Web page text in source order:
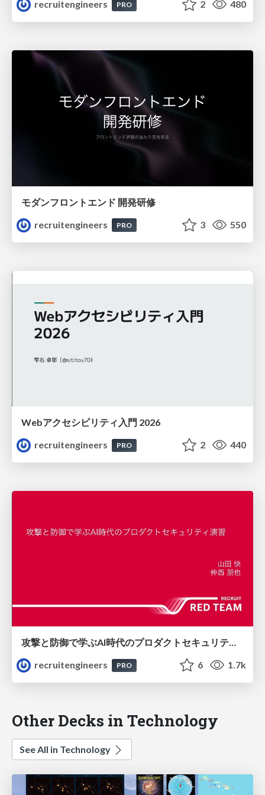
recruitengineers PRO 2 480
モダンフロントエンド 開発研修
recruitengineers
PRO 3 550
Webアクセシビリティ入門 2026
recruitengineers
PRO 2 440
攻撃と防御で学ぶAI時代のプロダクトセキュリティ演習
recruitengineers
PRO 6 1.7k
Other Decks in Technology
See All in Technology